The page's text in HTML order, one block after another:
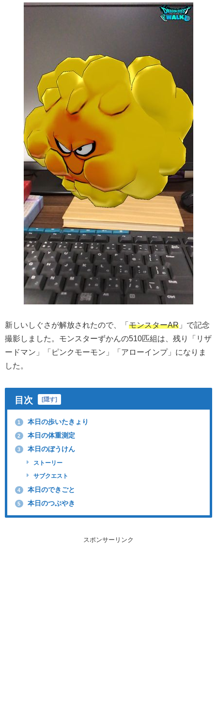
新しいしぐさが解放されたので、「 モンスターAR 」で記念
撮影しました。モンスターずかんの510匹組は、残り「リザ
ードマン」「ピンクモーモン」「アローインプ」になりま
した。
目次 [隠す]
1 本日の歩いたきょり
2 本日の体重測定
3 本日のぼうけん
ストーリー
サブクエスト
4 本日のできごと
5 本日のつぶやき
スポンサーリンク